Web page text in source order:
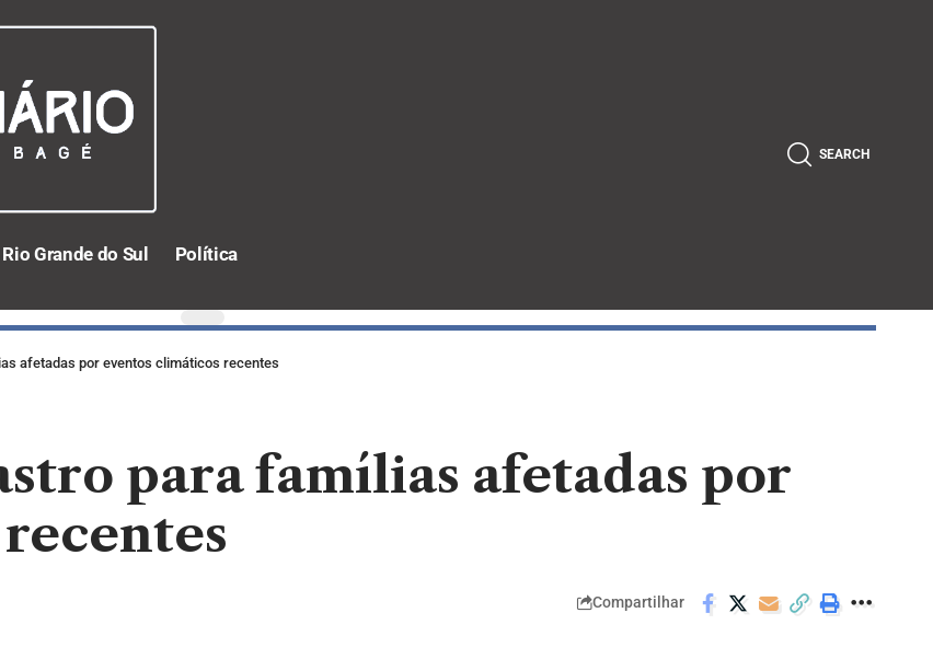
Rio Grande do Sul Política
SEARCH
afetadas por eventos climáticos recentes
para famílias afetadas por
Compartilhar